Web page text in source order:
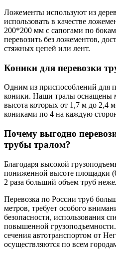
Ложементы используют из
использовать в качестве
200*200 мм с сапогами по
перевозить без ложементов,
стяжных цепей или лент.
Коники для перевозки
Одним из приспособлений для
коники. Наши тралы оснащены
высота которых от 1,7 м до 2,4
кониками по 4 на каждую
Почему выгодно
трубы тралом?
Благодаря высокой
пониженной высоте площадки
2 раза больший объем труб
Перевозка по России труб
метров, требует особого
безопасности, использования
повышенной
сечения автотранспортом от
осуществляются по всем